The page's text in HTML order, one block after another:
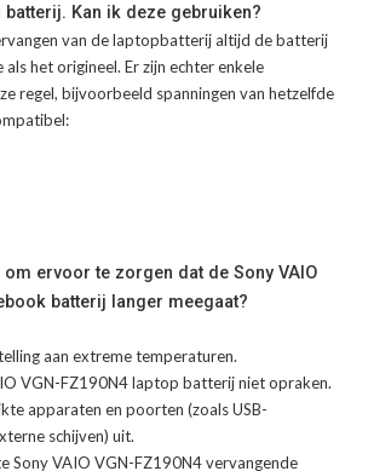
Kan ik deze gebruiken?
van de laptopbatterij altijd de batterij
het origineel. Er zijn echter enkele
regel, bijvoorbeeld spanningen van hetzelfde
ervoor te zorgen dat de Sony VAIO
batterij langer meegaat?
aan extreme temperaturen.
VGN-FZ190N4 laptop batterijniet opraken.
apparaten en poorten (zoals USB-
schijven) uit.
Sony VAIO VGN-FZ190N4 vervangende